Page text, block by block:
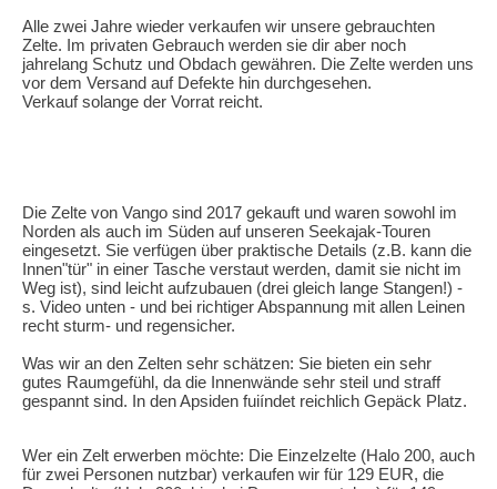
Alle zwei Jahre wieder verkaufen wir unsere gebrauchten
Zelte. Im privaten Gebrauch werden sie dir aber noch
jahrelang Schutz und Obdach gewähren. Die Zelte werden uns
vor dem Versand auf Defekte hin durchgesehen.
Verkauf solange der Vorrat reicht.
Die Zelte von Vango sind 2017 gekauft und waren sowohl im
Norden als auch im Süden auf unseren Seekajak-Touren
eingesetzt. Sie verfügen über praktische Details (z.B. kann die
Innen"tür" in einer Tasche verstaut werden, damit sie nicht im
Weg ist), sind leicht aufzubauen (drei gleich lange Stangen!) -
s. Video unten - und bei richtiger Abspannung mit allen Leinen
recht sturm- und regensicher.
Was wir an den Zelten sehr schätzen: Sie bieten ein sehr
gutes Raumgefühl, da die Innenwände sehr steil und straff
gespannt sind. In den Apsiden fuiíndet reichlich Gepäck Platz.
Wer ein Zelt erwerben möchte: Die Einzelzelte (Halo 200, auch
für zwei Personen nutzbar) verkaufen wir für 129 EUR, die